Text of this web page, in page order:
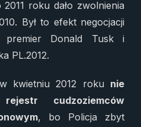
roku dało zwolnienia
Był to efekt negocjacji
premier Donald Tusk i
PL.2012.
kwietniu 2012 roku nie
cudzoziemców
, bo Policja zbyt